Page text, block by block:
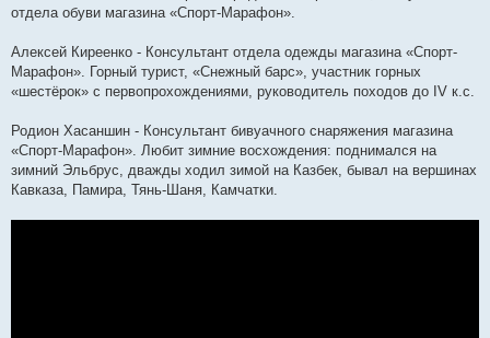
отдела обуви магазина «Спорт-Марафон».
Алексей Киреенко - Консультант отдела одежды магазина «Спорт-
Марафон». Горный турист, «Снежный барс», участник горных
«шестёрок» с первопрохождениями, руководитель походов до IV к.с.
Родион Хасаншин - Консультант бивуачного снаряжения магазина
«Спорт-Марафон». Любит зимние восхождения: поднимался на
зимний Эльбрус, дважды ходил зимой на Казбек, бывал на вершинах
Кавказа, Памира, Тянь-Шаня, Камчатки.